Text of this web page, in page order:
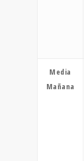
Media
Mañana